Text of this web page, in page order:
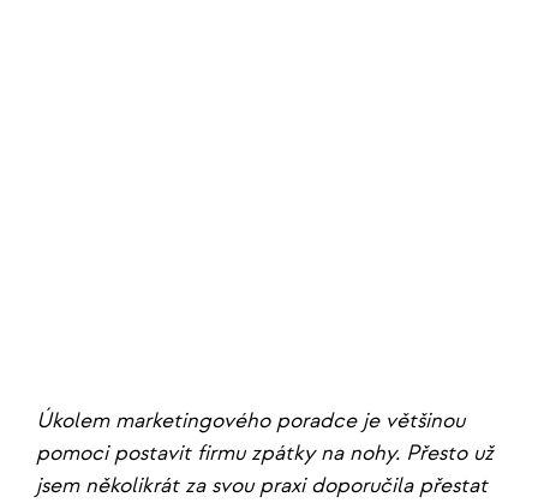
Úkolem marketingového poradce je většinou
pomoci postavit firmu zpátky na nohy. Přesto už
jsem několikrát za svou praxi doporučila přestat